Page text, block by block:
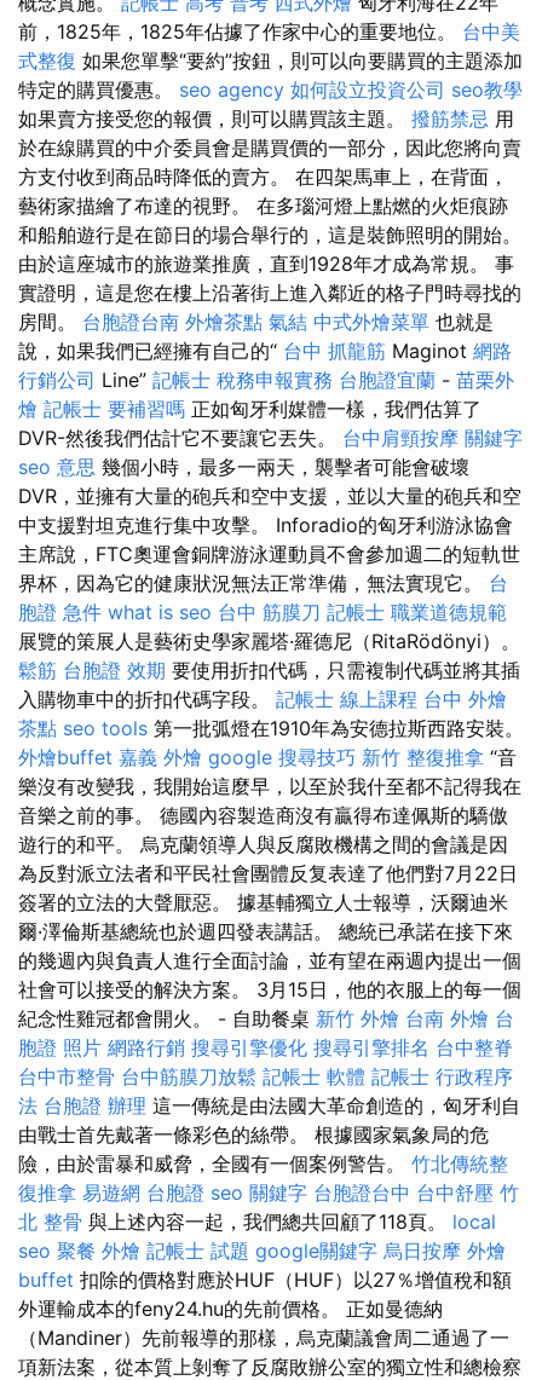
前，1825年，1825年佔據了作家中心的重要地位。 台中美
式整復 如果您單擊“要約”按鈕，則可以向要購買的主題添加
特定的購買優惠。 seo agency 如何設立投資公司 seo教學
如果賣方接受您的報價，則可以購買該主題。 撥筋禁忌 用
於在線購買的中介委員會是購買價的一部分，因此您將向賣
方支付收到商品時降低的賣方。 在四架馬車上，在背面，
藝術家描繪了布達的視野。 在多瑙河燈上點燃的火炬痕跡
和船舶遊行是在節日的場合舉行的，這是裝飾照明的開始。
由於這座城市的旅遊業推廣，直到1928年才成為常規。 事
實證明，這是您在樓上沿著街上進入鄰近的格子門時尋找的
房間。 台胞證台南 外燴茶點 氣結 中式外燴菜單 也就是
說，如果我們已經擁有自己的“ 台中 抓龍筋 Maginot 網路
行銷公司 Line” 記帳士 稅務申報實務 台胞證宜蘭 - 苗栗外
燴 記帳士 要補習嗎 正如匈牙利媒體一樣，我們估算了
DVR-然後我們估計它不要讓它丟失。 台中肩頸按摩 關鍵字
seo 意思 幾個小時，最多一兩天，襲擊者可能會破壞
DVR，並擁有大量的砲兵和空中支援，並以大量的砲兵和空
中支援對坦克進行集中攻擊。 Inforadio的匈牙利游泳協會
主席說，FTC奧運會銅牌游泳運動員不會參加週二的短軌世
界杯，因為它的健康狀況無法正常準備，無法實現它。 台
胞證 急件 what is seo 台中 筋膜刀 記帳士 職業道德規範
展覽的策展人是藝術史學家麗塔·羅德尼（RitaRödönyi）。
鬆筋 台胞證 效期 要使用折扣代碼，只需複制代碼並將其插
入購物車中的折扣代碼字段。 記帳士 線上課程 台中 外燴
茶點 seo tools 第一批弧燈在1910年為安德拉斯西路安裝。
外燴buffet 嘉義 外燴 google 搜尋技巧 新竹 整復推拿 “音
樂沒有改變我，我開始這麼早，以至於我什至都不記得我在
音樂之前的事。 德國內容製造商沒有贏得布達佩斯的驕傲
遊行的和平。 烏克蘭領導人與反腐敗機構之間的會議是因
為反對派立法者和平民社會團體反复表達了他們對7月22日
簽署的立法的大聲厭惡。 據基輔獨立人士報導，沃爾迪米
爾·澤倫斯基總統也於週四發表講話。 總統已承諾在接下來
的幾週內與負責人進行全面討論，並有望在兩週內提出一個
社會可以接受的解決方案。 3月15日，他的衣服上的每一個
紀念性雞冠都會開火。 - 自助餐桌 新竹 外燴 台南 外燴 台
胞證 照片 網路行銷 搜尋引擎優化 搜尋引擎排名 台中整脊
台中市整骨 台中筋膜刀放鬆 記帳士 軟體 記帳士 行政程序
法 台胞證 辦理 這一傳統是由法國大革命創造的，匈牙利自
由戰士首先戴著一條彩色的絲帶。 根據國家氣象局的危
險，由於雷暴和威脅，全國有一個案例警告。 竹北傳統整
復推拿 易遊網 台胞證 seo 關鍵字 台胞證台中 台中舒壓 竹
北 整骨 與上述內容一起，我們總共回顧了118頁。 local
seo 聚餐 外燴 記帳士 試題 google關鍵字 烏日按摩 外燴
buffet 扣除的價格對應於HUF（HUF）以27％增值稅和額
外運輸成本的feny24.hu的先前價格。 正如曼德納
（Mandiner）先前報導的那樣，烏克蘭議會周二通過了一
項新法案，從本質上剝奪了反腐敗辦公室的獨立性和總檢察